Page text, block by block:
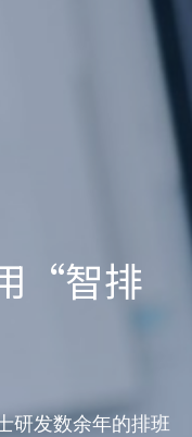
“智排
研发数余年的排班